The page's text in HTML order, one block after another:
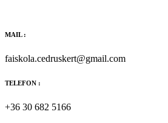
tartalomhoz
MAIL :
faiskola.cedruskert@gmail.com
TELEFON :
+36 30 682 5166